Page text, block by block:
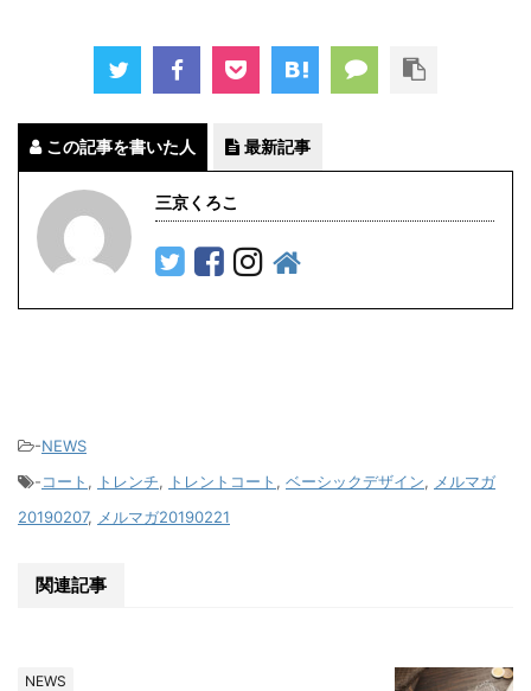
この記事を書いた人 最新記事
三京くろこ
-NEWS
-コート , トレンチ, トレントコート , ベーシックデザイン, メルマガ
20190207, メルマガ20190221
関連記事
NEWS